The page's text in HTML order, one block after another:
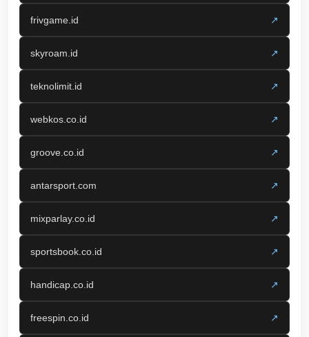
frivgame.id ↗
skyroam.id ↗
teknolimit.id ↗
webkos.co.id ↗
groove.co.id ↗
antarsport.com ↗
mixparlay.co.id ↗
sportsbook.co.id ↗
handicap.co.id ↗
freespin.co.id ↗